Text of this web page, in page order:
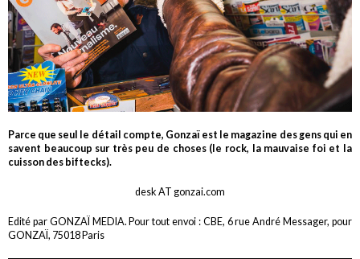
Parce que seul le détail compte, Gonzaï est le magazine des gens qui en
savent beaucoup sur très peu de choses (le rock, la mauvaise foi et la
cuisson des biftecks).
desk AT gonzai.com
Edité par GONZAÏ MEDIA. Pour tout envoi : CBE, 6 rue André Messager, pour
GONZAÏ, 75018 Paris